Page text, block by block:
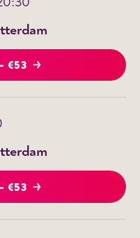
€53
€53